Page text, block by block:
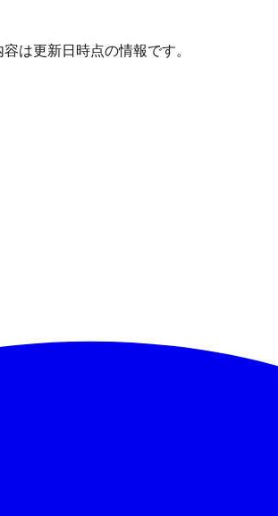
は更新日時点の情報です。